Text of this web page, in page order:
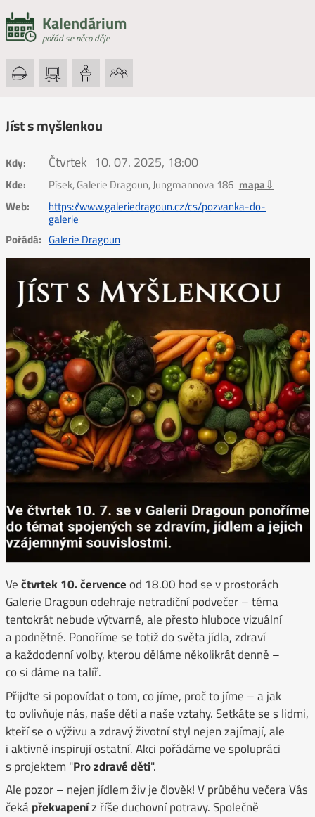
Kalendárium
pořád se něco děje
Jíst s myšlenkou
Kdy: Čtvrtek 10. 07. 2025, 18:00
Kde: Písek, Galerie Dragoun, Jungmannova 186 mapa⇩
Web:
https://www.galeriedragoun.cz/cs/pozvanka-do-
galerie
Pořádá: Galerie Dragoun
Večtvrtek 10. červenceod 18.00 hod se v prostorách
Galerie Dragoun odehraje netradiční podvečer – téma
tentokrát nebude výtvarné, ale přesto hluboce vizuální
a podnětné. Ponoříme se totiž do světa jídla, zdraví
a každodenní volby, kterou děláme několikrát denně –
co si dáme na talíř.
Přijďte si popovídat o tom, co jíme, proč to jíme – a jak
to ovlivňuje nás, naše děti a naše vztahy. Setkáte se s lidmi,
kteří se o výživu a zdravý životní styl nejen zajímají, ale
i aktivně inspirují ostatní. Akci pořádáme ve spolupráci
s projektem "Pro zdravé děti".
Ale pozor – nejen jídlem živ je člověk! V průběhu večera Vás
čekápřekvapeníz říše duchovní potravy. Společně